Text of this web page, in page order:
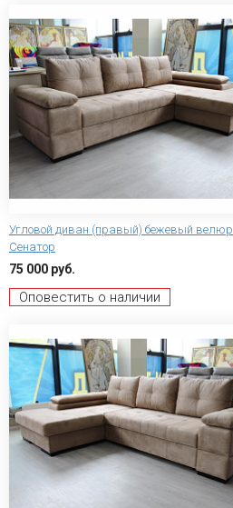
Угловой диван (правый) бежевый велюр
Сенатор
75 000 руб.
Оповестить о наличии